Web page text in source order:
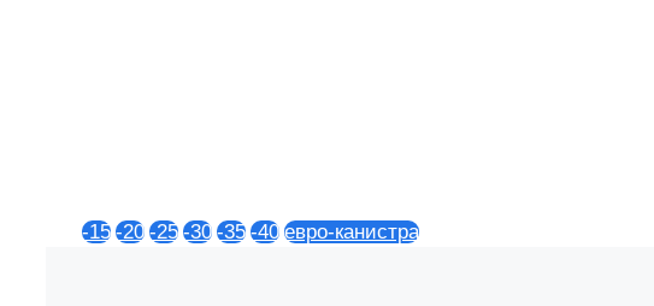
-15 -20 -25 -30 -35 -40 евро-канистра